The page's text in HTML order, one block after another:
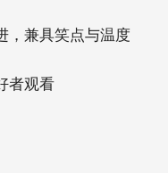
，兼具笑点与温度
者观看